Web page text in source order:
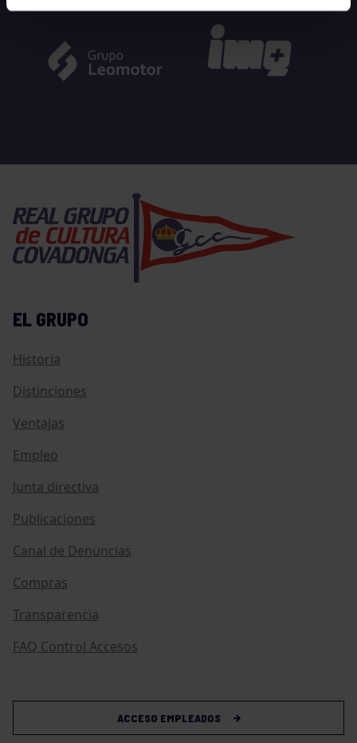
EL GRUPO
Historia
Distinciones
Ventajas
Empleo
Junta directiva
Publicaciones
Canal de Denuncias
Compras
Transparencia
FAQ Control Accesos
ACCESO EMPLEADOS